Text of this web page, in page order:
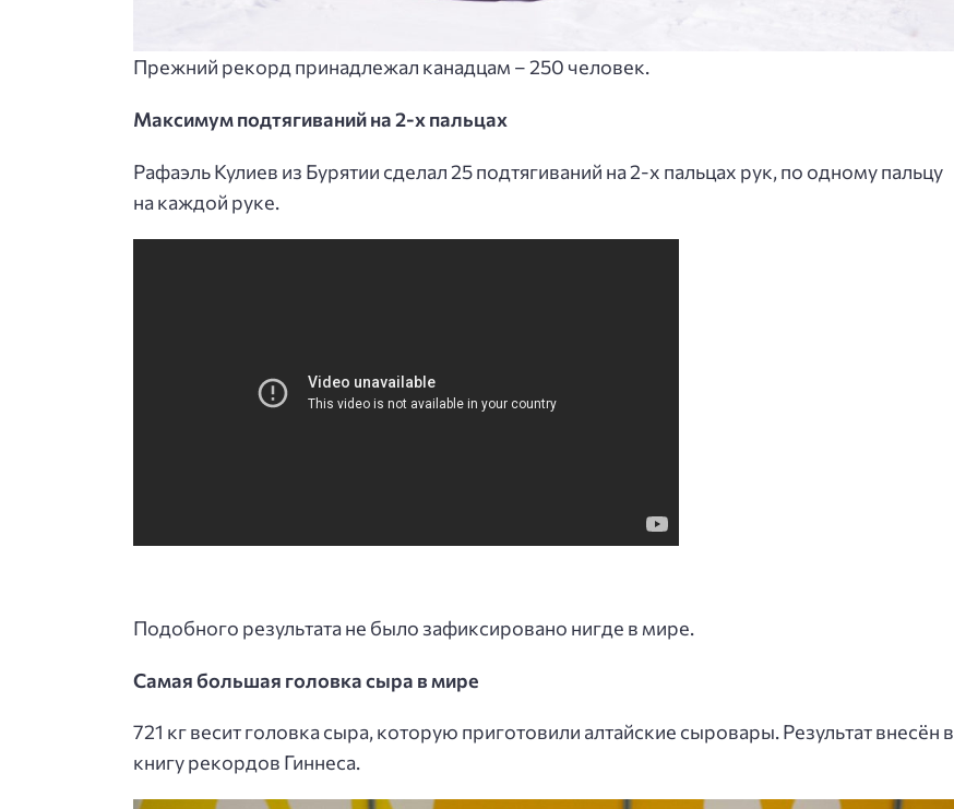
Прежний рекорд принадлежал канадцам – 250 человек.
Максимум подтягиваний на 2-х пальцах
Рафаэль Кулиев из Бурятии сделал 25 подтягиваний на 2-х пальцах рук, по одному пальцу
на каждой руке.
Подобного результата не было зафиксировано нигде в мире.
Самая большая головка сыра в мире
721 кг весит головка сыра, которую приготовили алтайские сыровары. Результат внесён в
книгу рекордов Гиннеса.